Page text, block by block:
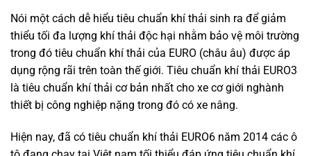
Nói một cách dễ hiểu tiêu chuẩn khí thải sinh ra để giảm
thiểu tối đa lượng khí thải độc hại nhằm bảo vệ môi trường
trong đó tiêu chuẩn khí thải của EURO (châu âu) được áp
dụng rộng rãi trên toàn thế giới. Tiêu chuẩn khí thải EURO3
là tiêu chuẩn khí thải cơ bản nhất cho xe cơ giới nghành
thiết bị công nghiệp nặng trong đó có xe nâng.
Hiện nay, đã có tiêu chuẩn khí thải EURO6 năm 2014 các ô